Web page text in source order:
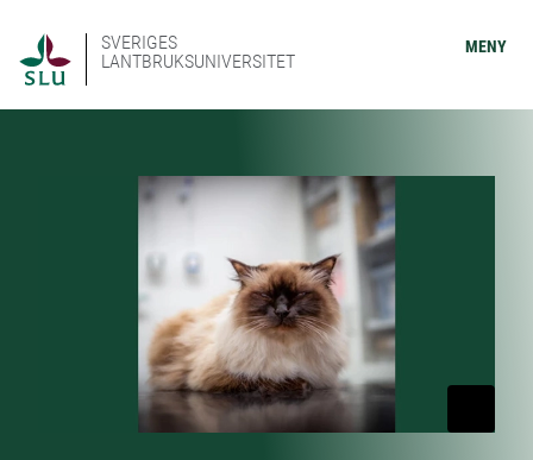
SVERIGES
LANTBRUKSUNIVERSITET
MENY